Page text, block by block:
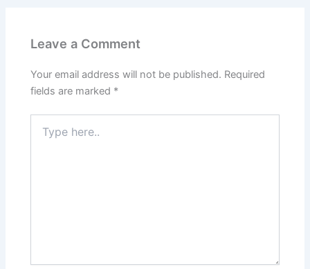
Leave a Comment
Your email address will not be published. Required
fields are marked *
here..